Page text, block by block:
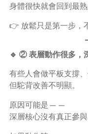
身體很快就會回到最熟
👉 放鬆只是第一步，
🔹 ② 表層動作很多，
有些人會做平板支撐、
但駝背改善不明顯。
原因可能是——
深層核心沒有真正參與